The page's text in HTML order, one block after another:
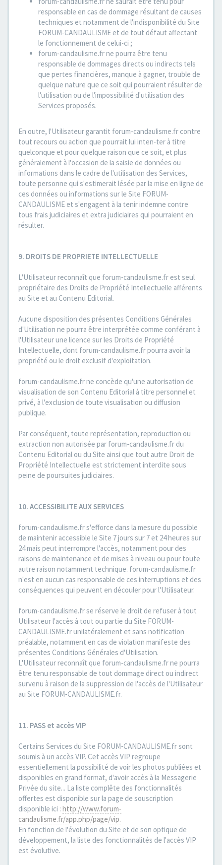
responsable en cas de dommage résultant de causes
techniques et notamment de l'indisponibilité du Site
FORUM-CANDAULISME et de tout défaut affectant
le fonctionnement de celui-ci ;
forum-candaulisme.fr ne pourra être tenu
responsable de dommages directs ou indirects tels
que pertes financières, manque à gagner, trouble de
quelque nature que ce soit qui pourraient résulter de
l'utilisation ou de l'impossibilité d'utilisation des
Services proposés.
En outre, l'Utilisateur garantit forum-candaulisme.fr contre
tout recours ou action que pourrait lui inten-ter à titre
quelconque et pour quelque raison que ce soit, et plus
généralement à l'occasion de la saisie de données ou
informations dans le cadre de l'utilisation des Services,
toute personne qui s'estimerait lésée par la mise en ligne de
ces données ou informations sur le Site FORUM-
CANDAULISME et s'engagent à la tenir indemne contre
tous frais judiciaires et extra judiciaires qui pourraient en
résulter.
9. DROITS DE PROPRIETE INTELLECTUELLE
L'Utilisateur reconnaît que forum-candaulisme.fr est seul
propriétaire des Droits de Propriété Intellectuelle afférents
au Site et au Contenu Editorial.
Aucune disposition des présentes Conditions Générales
d'Utilisation ne pourra être interprétée comme conférant à
l'Utilisateur une licence sur les Droits de Propriété
Intellectuelle, dont forum-candaulisme.fr pourra avoir la
propriété ou le droit exclusif d'exploitation.
forum-candaulisme.fr ne concède qu'une autorisation de
visualisation de son Contenu Editorial à titre personnel et
privé, à l'exclusion de toute visualisation ou diffusion
publique.
Par conséquent, toute représentation, reproduction ou
extraction non autorisée par forum-candaulisme.fr du
Contenu Editorial ou du Site ainsi que tout autre Droit de
Propriété Intellectuelle est strictement interdite sous
peine de poursuites judiciaires.
10. ACCESSIBILITE AUX SERVICES
forum-candaulisme.fr s'efforce dans la mesure du possible
de maintenir accessible le Site 7 jours sur 7 et 24 heures sur
24 mais peut interrompre l'accès, notamment pour des
raisons de maintenance et de mises à niveau ou pour toute
autre raison notamment technique. forum-candaulisme.fr
n'est en aucun cas responsable de ces interruptions et des
conséquences qui peuvent en découler pour l'Utilisateur.
forum-candaulisme.fr se réserve le droit de refuser à tout
Utilisateur l'accès à tout ou partie du Site FORUM-
CANDAULISME.fr unilatéralement et sans notification
préalable, notamment en cas de violation manifeste des
présentes Conditions Générales d'Utilisation.
L'Utilisateur reconnaît que forum-candaulisme.fr ne pourra
être tenu responsable de tout dommage direct ou indirect
survenu à raison de la suppression de l'accès de l'Utilisateur
au Site FORUM-CANDAULISME.fr.
11. PASS et accès VIP
Certains Services du Site FORUM-CANDAULISME.fr sont
soumis à un accès VIP. Cet accès VIP regroupe
essentiellement la possibilité de voir les photos publiées et
disponibles en grand format, d'avoir accès à la Messagerie
Privée du site... La liste complête des fonctionnalités
offertes est disponible sur la page de souscription
disponible ici : http://www.forum-
candaulisme.fr/app.php/page/vip.
En fonction de l'évolution du Site et de son optique de
développement, la liste des fonctionnalités de l'accès VIP
est évolutive.